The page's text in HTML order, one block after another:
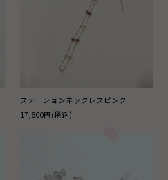
ステーションネックレスピンク
17,600円(税込)